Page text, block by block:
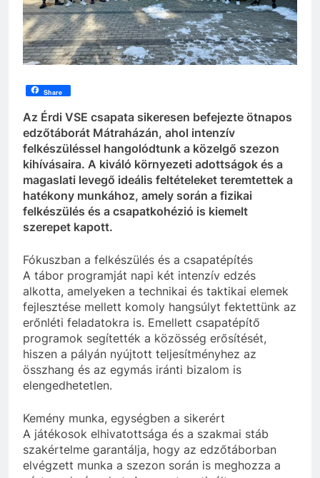
Share
Az Érdi VSE csapata sikeresen befejezte ötnapos
edzőtáborát Mátraházán, ahol intenzív
felkészüléssel hangolódtunk a közelgő szezon
kihívásaira. A kiváló környezeti adottságok és a
magaslati levegő ideális feltételeket teremtettek a
hatékony munkához, amely során a fizikai
felkészülés és a csapatkohézió is kiemelt
szerepet kapott.
Fókuszban a felkészülés és a csapatépítés
A tábor programját napi két intenzív edzés
alkotta, amelyeken a technikai és taktikai elemek
fejlesztése mellett komoly hangsúlyt fektettünk az
erőnléti feladatokra is. Emellett csapatépítő
programok segítették a közösség erősítését,
hiszen a pályán nyújtott teljesítményhez az
összhang és az egymás iránti bizalom is
elengedhetetlen.
Kemény munka, egységben a sikerért
A játékosok elhivatottsága és a szakmai stáb
szakértelme garantálja, hogy az edzőtáborban
elvégzett munka a szezon során is meghozza a